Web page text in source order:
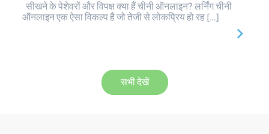
सीखने के पेशेवरों और विपक्ष क्या हैं चीनी ऑनलाइन? लर्निंग चीनी
ऑनलाइन एक ऐसा विकल्प है जो तेजी से लोकप्रिय हो रह […]
सभी देखें